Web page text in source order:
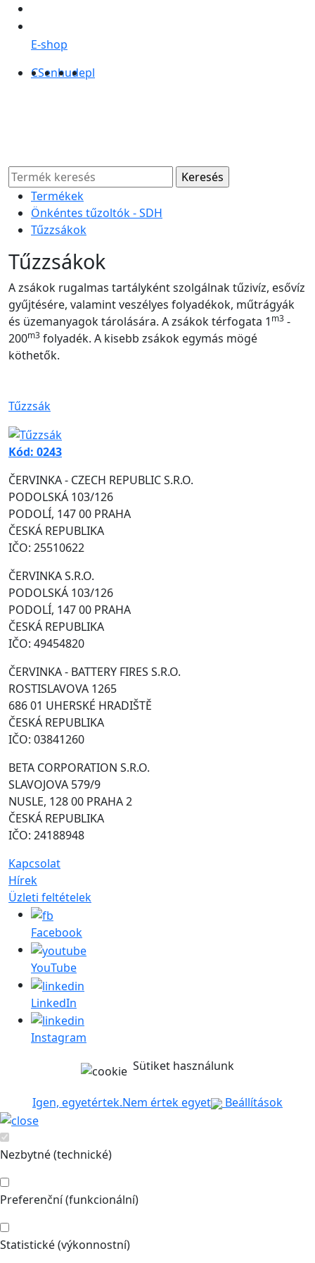
E-shop
CSenhudepl
Termékek
Önkéntes tűzoltók - SDH
Tűzzsákok
Tűzzsákok
A zsákok rugalmas tartályként szolgálnak tűzivíz, esővíz
gyűjtésére, valamint veszélyes folyadékok, műtrágyák
és üzemanyagok tárolására. A zsákok térfogata 1 m3 -
200m3 folyadék. A kisebb zsákok egymás mögé
köthetők.
Tűzzsák
Kód: 0243
ČERVINKA - CZECH REPUBLIC S.R.O.
PODOLSKÁ 103/126
PODOLÍ, 147 00 PRAHA
ČESKÁ REPUBLIKA
IČO: 25510622
ČERVINKA S.R.O.
PODOLSKÁ 103/126
PODOLÍ, 147 00 PRAHA
ČESKÁ REPUBLIKA
IČO: 49454820
ČERVINKA - BATTERY FIRES S.R.O.
ROSTISLAVOVA 1265
686 01 UHERSKÉ HRADIŠTĚ
ČESKÁ REPUBLIKA
IČO: 03841260
BETA CORPORATION S.R.O.
SLAVOJOVA 579/9
NUSLE, 128 00 PRAHA 2
ČESKÁ REPUBLIKA
IČO: 24188948
Kapcsolat
Hírek
Üzleti feltételek
Facebook
YouTube
LinkedIn
Instagram
Sütiket használunk
Igen, egyetértek.Nem értek egyet Beállítások
Nezbytné (technické)
Preferenční (funkcionální)
Statistické (výkonnostní)